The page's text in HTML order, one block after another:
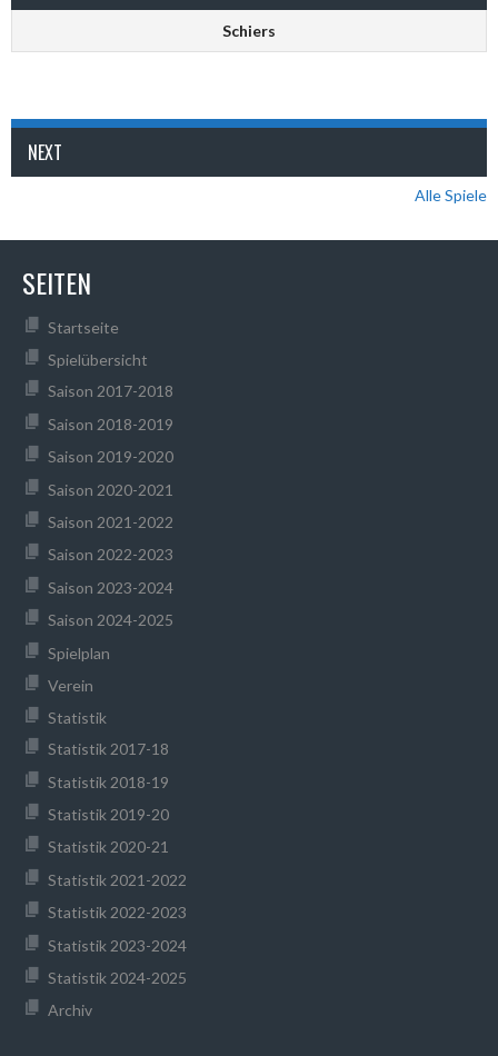
Schiers
NEXT
Alle Spiele
SEITEN
Startseite
Spielübersicht
Saison 2017-2018
Saison 2018-2019
Saison 2019-2020
Saison 2020-2021
Saison 2021-2022
Saison 2022-2023
Saison 2023-2024
Saison 2024-2025
Spielplan
Verein
Statistik
Statistik 2017-18
Statistik 2018-19
Statistik 2019-20
Statistik 2020-21
Statistik 2021-2022
Statistik 2022-2023
Statistik 2023-2024
Statistik 2024-2025
Archiv